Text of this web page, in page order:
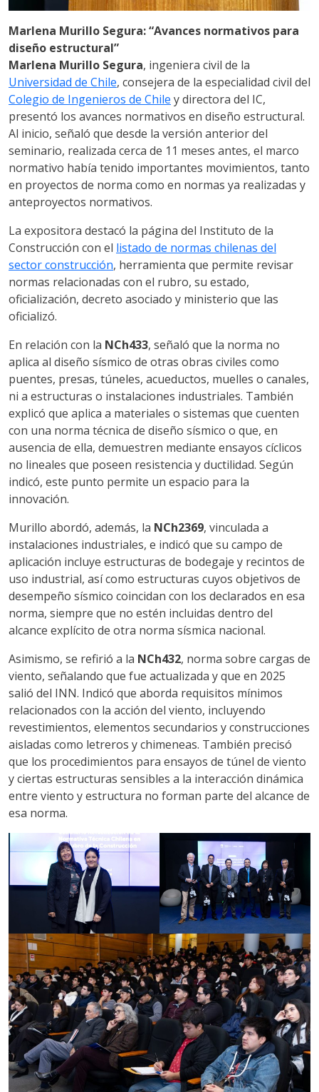
Marlena Murillo Segura: “Avances normativos para
diseño estructural”
Marlena Murillo Segura, ingeniera civil de la
Universidad de Chile, consejera de la especialidad civil del
Colegio de Ingenieros de Chile y directora del IC,
presentó los avances normativos en diseño estructural.
Al inicio, señaló que desde la versión anterior del
seminario, realizada cerca de 11 meses antes, el marco
normativo había tenido importantes movimientos, tanto
en proyectos de norma como en normas ya realizadas y
anteproyectos normativos.
La expositora destacó la página del Instituto de la
Construcción con el listado de normas chilenas del
sector construcción, herramienta que permite revisar
normas relacionadas con el rubro, su estado,
oficialización, decreto asociado y ministerio que las
oficializó.
En relación con la NCh433, señaló que la norma no
aplica al diseño sísmico de otras obras civiles como
puentes, presas, túneles, acueductos, muelles o canales,
ni a estructuras o instalaciones industriales. También
explicó que aplica a materiales o sistemas que cuenten
con una norma técnica de diseño sísmico o que, en
ausencia de ella, demuestren mediante ensayos cíclicos
no lineales que poseen resistencia y ductilidad. Según
indicó, este punto permite un espacio para la
innovación.
Murillo abordó, además, la NCh2369, vinculada a
instalaciones industriales, e indicó que su campo de
aplicación incluye estructuras de bodegaje y recintos de
uso industrial, así como estructuras cuyos objetivos de
desempeño sísmico coincidan con los declarados en esa
norma, siempre que no estén incluidas dentro del
alcance explícito de otra norma sísmica nacional.
Asimismo, se refirió a la NCh432, norma sobre cargas de
viento, señalando que fue actualizada y que en 2025
salió del INN. Indicó que aborda requisitos mínimos
relacionados con la acción del viento, incluyendo
revestimientos, elementos secundarios y construcciones
aisladas como letreros y chimeneas. También precisó
que los procedimientos para ensayos de túnel de viento
y ciertas estructuras sensibles a la interacción dinámica
entre viento y estructura no forman parte del alcance de
esa norma.